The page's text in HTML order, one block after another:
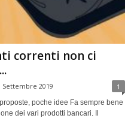
correnti non ci
Settembre 2019 1
poche idee Fa sempre bene
dei vari prodotti bancari. Il